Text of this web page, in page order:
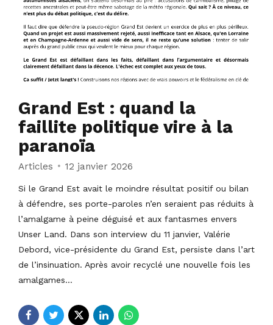
Grand Est : quand la
faillite politique vire à la
paranoïa
Articles 12 janvier 2026
Si le Grand Est avait le moindre résultat positif ou bilan
à défendre, ses porte-paroles n’en seraient pas réduits à
l’amalgame à peine déguisé et aux fantasmes envers
Unser Land. Dans son interview du 11 janvier, Valérie
Debord, vice-présidente du Grand Est, persiste dans l’art
de l’insinuation. Après avoir recyclé une nouvelle fois les
amalgames...